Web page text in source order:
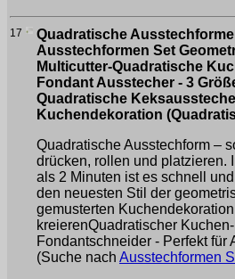
17
Quadratische
Ausstechformen Set
Multicutter-Quadratische
Fondant Ausstecher - 3
Quadratische
Kuchendekoration
Quadratische Ausstechform –
drücken, rollen und platzieren.
als 2 Minuten ist es schnell
den neuesten Stil der
gemusterten
kreierenQuadratischer Kuchen-
Fondantschneider - Perfekt für
(Suche nach Ausstechformen